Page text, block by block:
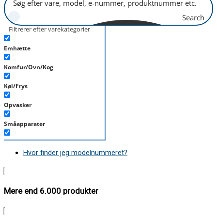
Search
Filtrerer efter varekategorier
Emhætte
Komfur/Ovn/Kog
Køl/Frys
Opvasker
Småapparater
Støvsuger
Hvor finder jeg modelnummeret?
Mere end 6.000 produkter